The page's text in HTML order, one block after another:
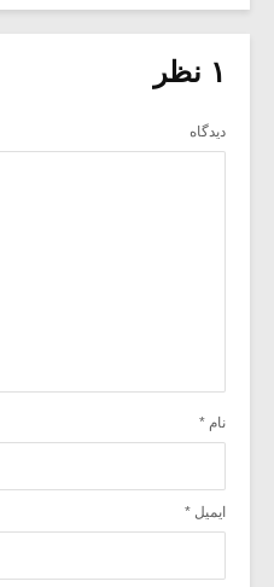
۱ نظر
دیدگاه
نام *
ایمیل *